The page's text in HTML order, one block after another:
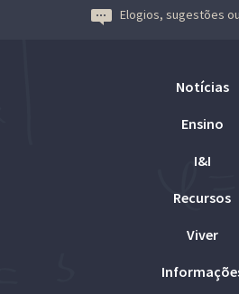
Elogios, sugestões
Notícias
Ensino
I&I
Recursos
Viver